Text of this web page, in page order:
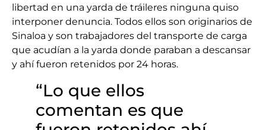
libertad en una yarda de tráileres ninguna quiso
interponer denuncia. Todos ellos son originarios de
Sinaloa y son trabajadores del transporte de carga
que acudían a la yarda donde paraban a descansar
y ahí fueron retenidos por 24 horas.
“Lo que ellos
comentan es que